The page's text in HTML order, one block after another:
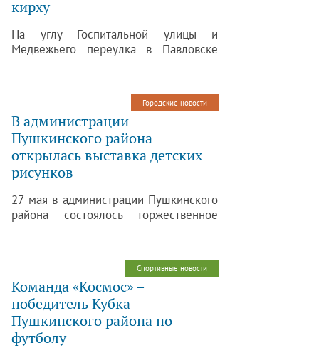
кирху
На углу Госпитальной улицы и
Медвежьего переулка в Павловске
деревянной лютеранской кирхи,
история возникновения которой
датируется 1794 годом.
Городские новости
В администрации
Пушкинского района
открылась выставка детских
рисунков
27 мая в администрации Пушкинского
района состоялось торжественное
члена ассоциации художников
Царского Села Вадима Маслова и
учащиеся художественного отделения
Царскосельской гимназии искусств
имени А. А. Ахматовой.
Спортивные новости
Команда «Космос» –
победитель Кубка
Пушкинского района по
футболу